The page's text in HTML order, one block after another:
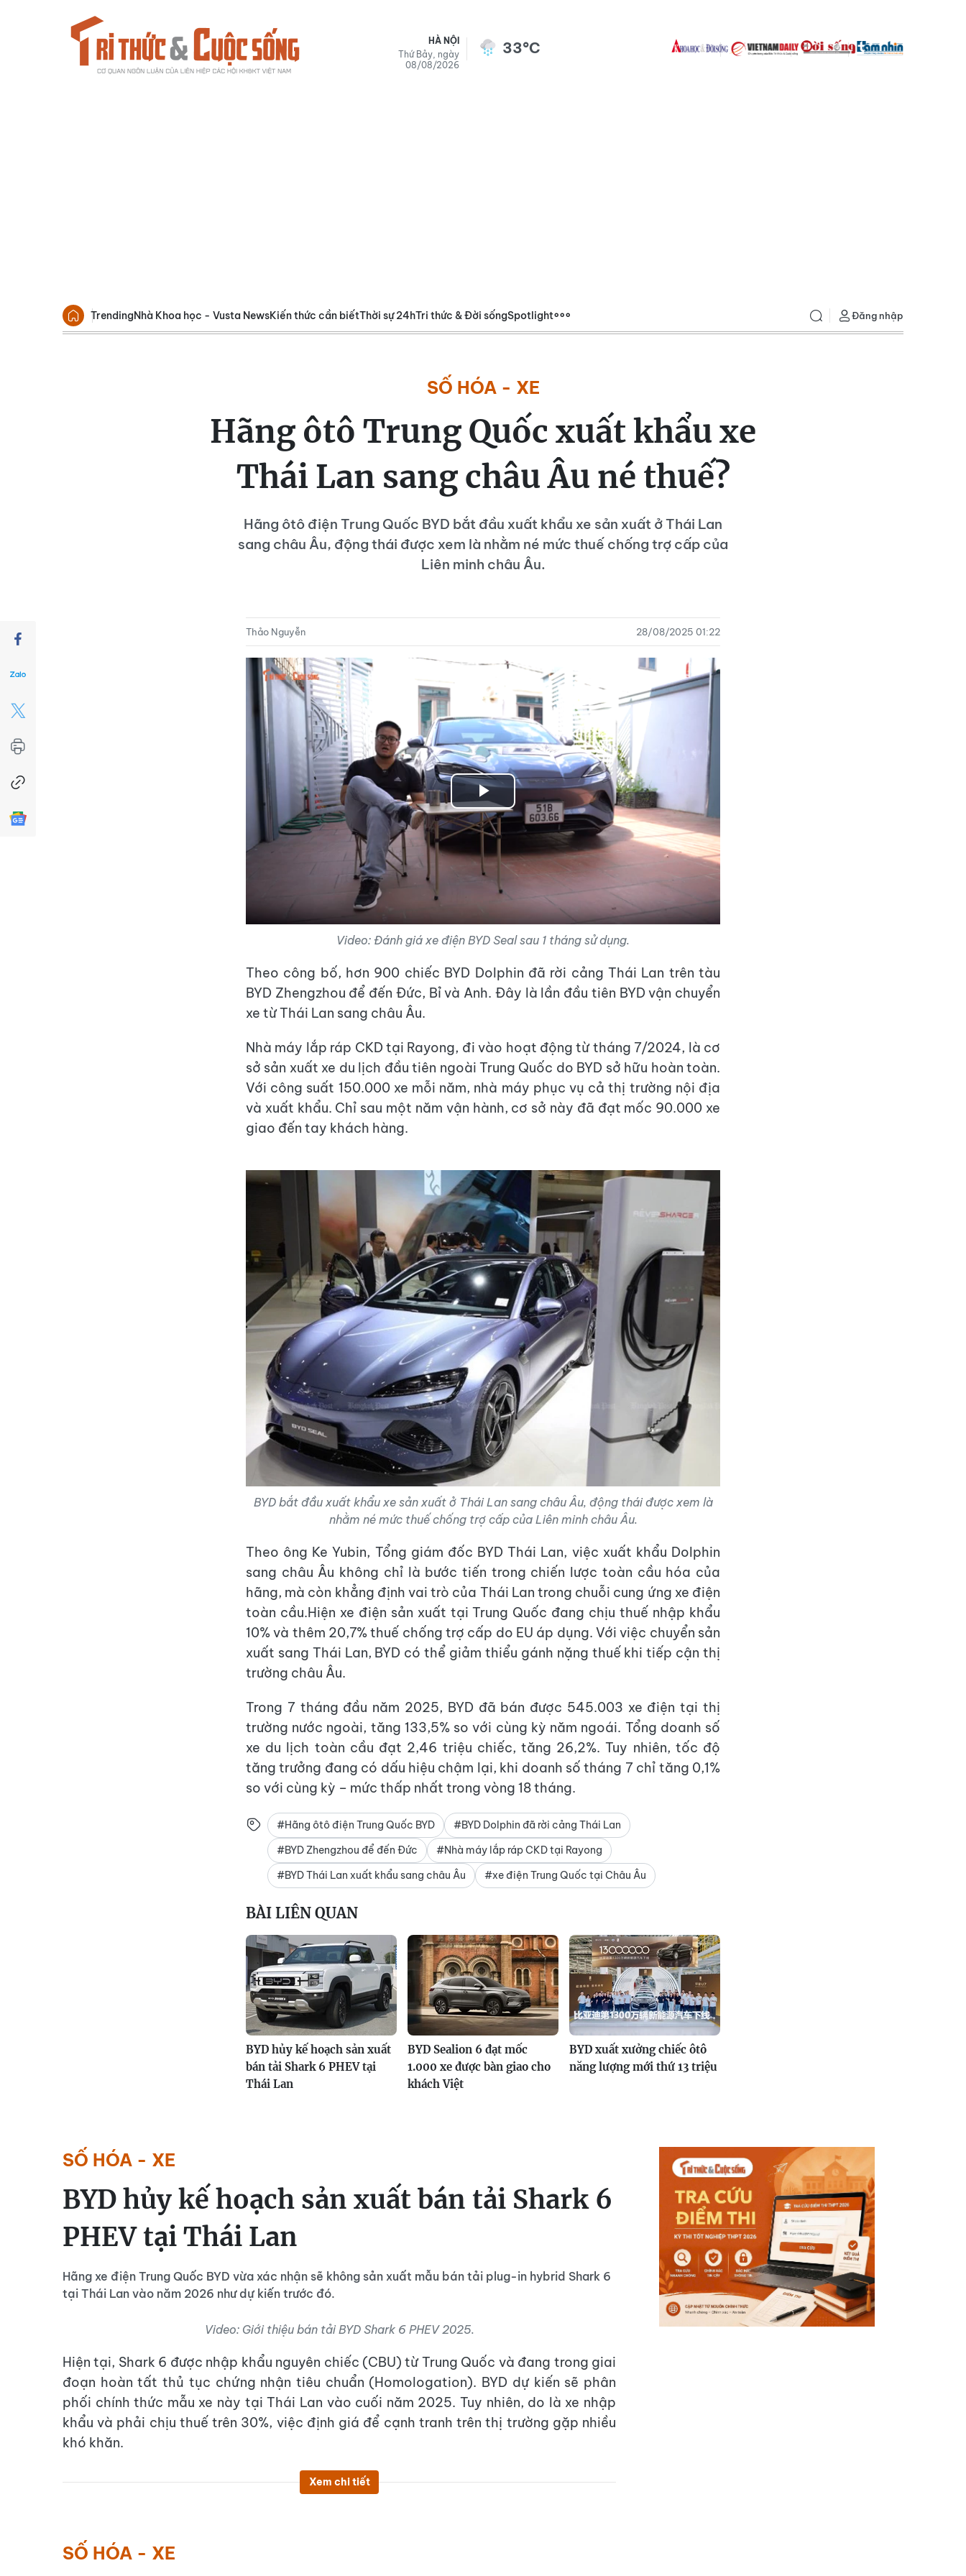
HÀ NỘI
Thứ Bảy, ngày
08/08/2026
33°C
TrendingNhà Khoa học - Vusta NewsKiến thức cần biếtThời sự 24hTri thức & Đời sốngSpotlight Đăng nhập
SỐ HÓA - XE
Hãng ôtô Trung Quốc xuất khẩu xe
Thái Lan sang châu Âu né thuế?
Hãng ôtô điện Trung Quốc BYD bắt đầu xuất khẩu xe sản xuất ở Thái Lan
sang châu Âu, động thái được xem là nhằm né mức thuế chống trợ cấp của
Liên minh châu Âu.
Thảo Nguyễn 28/08/2025 01:22
Play
Video
Video: Đánh giá xe điện BYD Seal sau 1 tháng sử dụng.
Theo công bố, hơn 900 chiếc BYD Dolphin đã rời cảng Thái Lan trên tàu
BYD Zhengzhou để đến Đức, Bỉ và Anh. Đây là lần đầu tiên BYD vận chuyển
xe từ Thái Lan sang châu Âu.
Nhà máy lắp ráp CKD tại Rayong, đi vào hoạt động từ tháng 7/2024, là cơ
sở sản xuất xe du lịch đầu tiên ngoài Trung Quốc do BYD sở hữu hoàn toàn.
Với công suất 150.000 xe mỗi năm, nhà máy phục vụ cả thị trường nội địa
và xuất khẩu. Chỉ sau một năm vận hành, cơ sở này đã đạt mốc 90.000 xe
giao đến tay khách hàng.
BYD bắt đầu xuất khẩu xe sản xuất ở Thái Lan sang châu Âu, động thái được xem là
nhằm né mức thuế chống trợ cấp của Liên minh châu Âu.
Theo ông Ke Yubin, Tổng giám đốc BYD Thái Lan, việc xuất khẩu Dolphin
sang châu Âu không chỉ là bước tiến trong chiến lược toàn cầu hóa của
hãng, mà còn khẳng định vai trò của Thái Lan trong chuỗi cung ứng xe điện
toàn cầu.Hiện xe điện sản xuất tại Trung Quốc đang chịu thuế nhập khẩu
10% và thêm 20,7% thuế chống trợ cấp do EU áp dụng. Với việc chuyển sản
xuất sang Thái Lan, BYD có thể giảm thiểu gánh nặng thuế khi tiếp cận thị
trường châu Âu.
Trong 7 tháng đầu năm 2025, BYD đã bán được 545.003 xe điện tại thị
trường nước ngoài, tăng 133,5% so với cùng kỳ năm ngoái. Tổng doanh số
xe du lịch toàn cầu đạt 2,46 triệu chiếc, tăng 26,2%. Tuy nhiên, tốc độ
tăng trưởng đang có dấu hiệu chậm lại, khi doanh số tháng 7 chỉ tăng 0,1%
so với cùng kỳ – mức thấp nhất trong vòng 18 tháng.
#Hãng ôtô điện Trung Quốc BYD
#BYD Dolphin đã rời cảng Thái Lan
#BYD Zhengzhou để đến Đức
#Nhà máy lắp ráp CKD tại Rayong
#BYD Thái Lan xuất khẩu sang châu Âu
#xe điện Trung Quốc tại Châu Âu
BÀI LIÊN QUAN
BYD hủy kế hoạch sản xuất
bán tải Shark 6 PHEV tại
Thái Lan
BYD Sealion 6 đạt mốc
1.000 xe được bàn giao cho
khách Việt
BYD xuất xưởng chiếc ôtô
năng lượng mới thứ 13 triệu
SỐ HÓA - XE
BYD hủy kế hoạch sản xuất bán tải Shark 6
PHEV tại Thái Lan
Hãng xe điện Trung Quốc BYD vừa xác nhận sẽ không sản xuất mẫu bán tải plug-in hybrid Shark 6
tại Thái Lan vào năm 2026 như dự kiến trước đó.
Video: Giới thiệu bán tải BYD Shark 6 PHEV 2025.
Hiện tại, Shark 6 được nhập khẩu nguyên chiếc (CBU) từ Trung Quốc và đang trong giai
đoạn hoàn tất thủ tục chứng nhận tiêu chuẩn (Homologation). BYD dự kiến sẽ phân
phối chính thức mẫu xe này tại Thái Lan vào cuối năm 2025. Tuy nhiên, do là xe nhập
khẩu và phải chịu thuế trên 30%, việc định giá để cạnh tranh trên thị trường gặp nhiều
khó khăn.
Xem chi tiết
SỐ HÓA - XE